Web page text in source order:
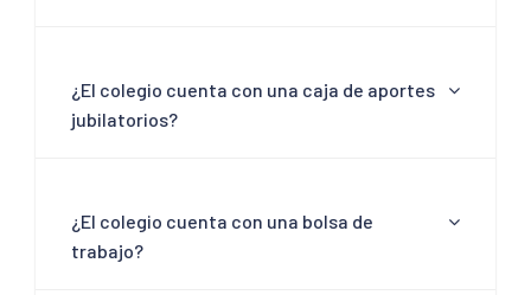
¿El colegio cuenta con una caja de aportes
jubilatorios?
¿El colegio cuenta con una bolsa de
trabajo?